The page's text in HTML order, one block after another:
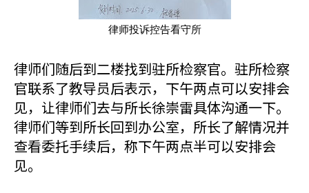
律师投诉控告看守所
律师们随后到二楼找到驻所检察官。驻所检察
官联系了教导员后表示，下午两点可以安排会
见，让律师们去与所长徐崇雷具体沟通一下。
律师们等到所长回到办公室，所长了解情况并
查看委托手续后，称下午两点半可以安排会
见。